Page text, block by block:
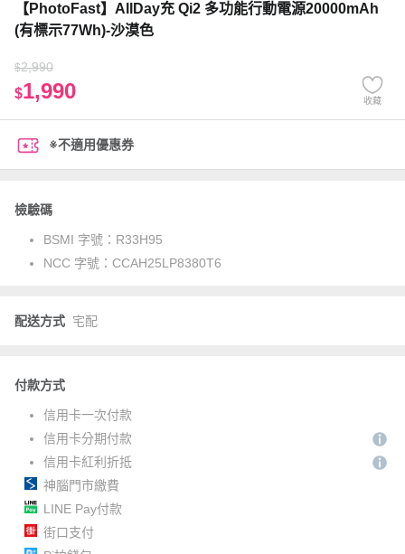
【PhotoFast】AllDay充 Qi2 多功能行動電源20000mAh
(有標示77Wh)-沙漠色
$2,990
$1,990 收藏
※不適用優惠券
檢驗碼
BSMI 字號： R33H95
NCC 字號： CCAH25LP8380T6
配送方式 宅配
付款方式
信用卡一次付款
信用卡分期付款
信用卡紅利折抵
神腦門市繳費
LINE Pay付款
街口支付